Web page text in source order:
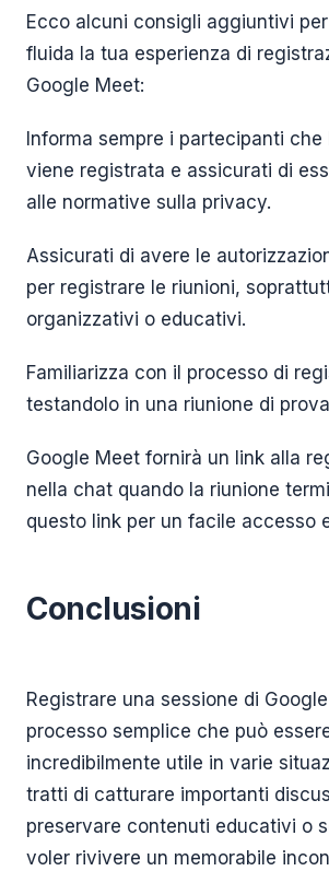
Ecco alcuni consigli aggiuntivi
fluida la tua esperienza di
Google Meet:
Informa sempre i partecipanti che
viene registrata e assicurati di
alle normative sulla privacy.
Assicurati di avere le
per registrare le riunioni,
organizzativi o educativi.
Familiarizza con il processo di
testandolo in una riunione di
Google Meet fornirà un link alla
nella chat quando la riunione
questo link per un facile accesso
Conclusioni
Registrare una sessione di
processo semplice che può
incredibilmente utile in varie
tratti di catturare importanti
preservare contenuti educativi o
voler rivivere un memorabile